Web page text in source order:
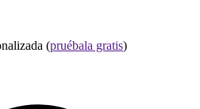
(pruébala gratis)